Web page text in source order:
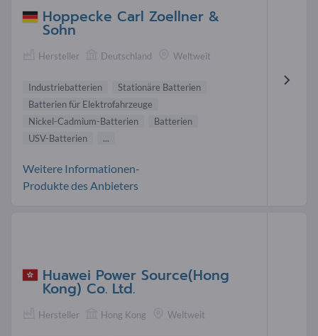
Hoppecke Carl Zoellner &
Sohn
Hersteller Deutschland Weltweit
Industriebatterien
Stationäre Batterien
Batterien für Elektrofahrzeuge
Nickel-Cadmium-Batterien
Batterien
USV-Batterien
...
Weitere Informationen-
Produkte des Anbieters
Huawei Power Source(Hong
Kong) Co. Ltd.
Hersteller Hong Kong Weltweit